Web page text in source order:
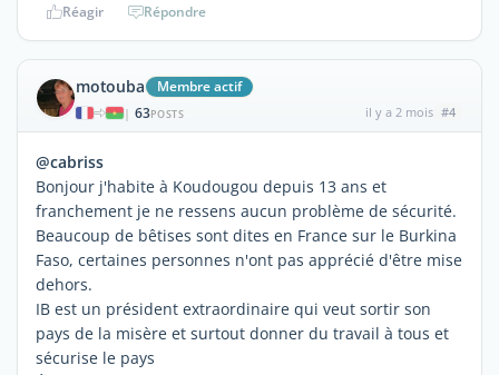
Réagir Répondre
motouba Membre actif
| 63POSTS il y a 2 mois #4
@cabriss
Bonjour j'habite à Koudougou depuis 13 ans et
franchement je ne ressens aucun problème de sécurité.
Beaucoup de bêtises sont dites en France sur le Burkina
Faso, certaines personnes n'ont pas apprécié d'être mise
dehors.
IB est un président extraordinaire qui veut sortir son
pays de la misère et surtout donner du travail à tous et
sécurise le pays